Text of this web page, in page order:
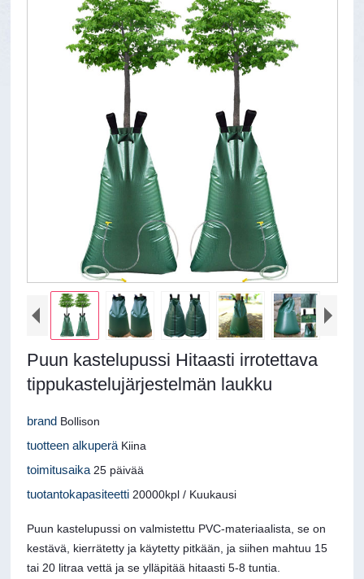
Puun kastelupussi Hitaasti irrotettava
tippukastelujärjestelmän laukku
brand Bollison
tuotteen alkuperä Kiina
toimitusaika 25 päivää
tuotantokapasiteetti 20000kpl / Kuukausi
Puun kastelupussi on valmistettu PVC-materiaalista, se on
kestävä, kierrätetty ja käytetty pitkään, ja siihen mahtuu 15
tai 20 litraa vettä ja se ylläpitää hitaasti 5-8 tuntia.